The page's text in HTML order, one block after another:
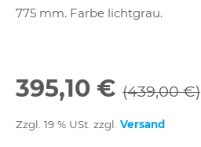
775 mm. Farbe lichtgrau.
395,10 € (439,00 €)
Zzgl. 19 % USt. zzgl. Versand